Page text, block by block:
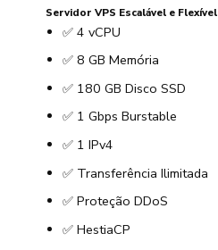
Servidor VPS Escalável e Flexível
✅ 4 vCPU
✅ 8 GB Memória
✅ 180 GB Disco SSD
✅ 1 Gbps Burstable
✅ 1 IPv4
✅ Transferência Ilimitada
✅ Proteção DDoS
✅ HestiaCP